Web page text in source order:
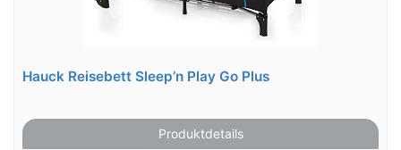
Hauck Reisebett Sleep’n Play Go Plus
Produktdetails